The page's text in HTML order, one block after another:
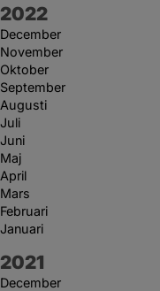
År:
2022
December
November
Oktober
September
Augusti
Juli
Juni
Maj
April
Mars
Februari
Januari
År:
2021
December